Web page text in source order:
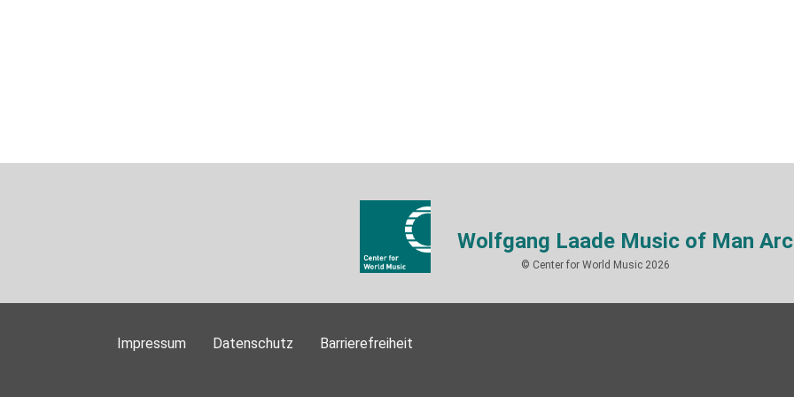
Wolfgang Laade Music of Man
© Center for World Music 2026
Impressum Datenschutz Barrierefreiheit